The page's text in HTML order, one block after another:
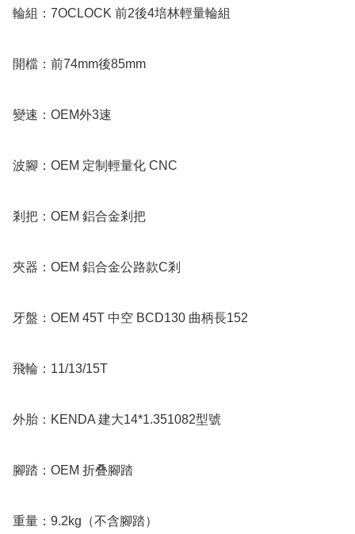
輪組：7OCLOCK 前2後4培林輕量輪組
開檔：前74mm後85mm
變速：OEM外3速
波腳：OEM 定制輕量化 CNC
剎把：OEM 鋁合金剎把
夾器：OEM 鋁合金公路款C剎
牙盤：OEM 45T 中空 BCD130 曲柄長152
飛輪：11/13/15T
外胎：KENDA 建大14*1.351082型號
腳踏：OEM 折叠腳踏
重量：9.2kg（不含腳踏）